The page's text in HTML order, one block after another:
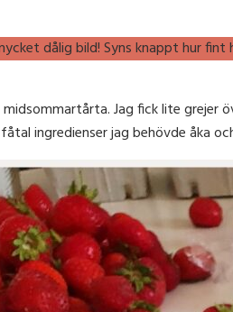
dålig bild! Syns knappt hur fint
Jag fick lite
ingredienser jag behövde åka